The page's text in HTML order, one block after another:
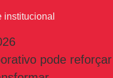
institucional
pode reforçar